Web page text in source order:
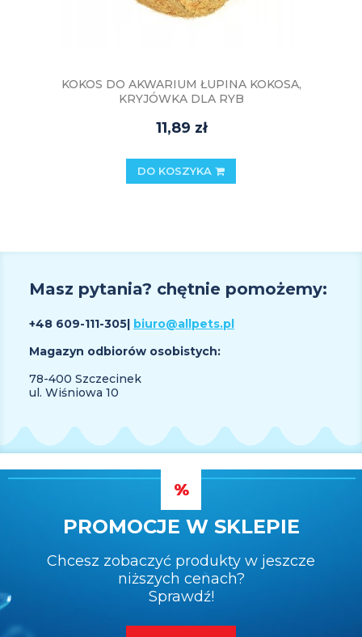
KOKOS DO AKWARIUM ŁUPINA KOKOSA,
KRYJÓWKA DLA RYB
11,89 zł
DO KOSZYKA
Masz pytania? chętnie pomożemy:
+48 609-111-305| biuro@allpets.pl
Magazyn odbiorów osobistych:
78-400 Szczecinek
ul. Wiśniowa 10
PROMOCJE W SKLEPIE
Chcesz zobaczyć produkty w jeszcze
niższych cenach?
Sprawdź!